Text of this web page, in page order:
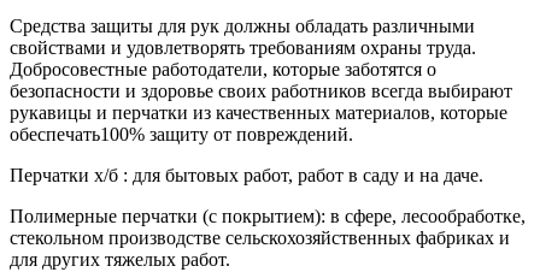
Средства защиты для рук должны обладать различными
свойствами и удовлетворять требованиям охраны труда.
Добросовестные работодатели, которые заботятся о
безопасности и здоровье своих работников всегда выбирают
рукавицы и перчатки из качественных материалов, которые
обеспечать100% защиту от повреждений.
Перчатки х/б : для бытовых работ, работ в саду и на даче.
Полимерные перчатки (с покрытием): в сфере, лесообработке,
стекольном производстве сельскохозяйственных фабриках и
для других тяжелых работ.